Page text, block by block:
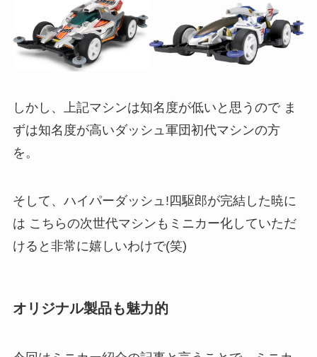
しかし、上記マシンは知名度が低いと思うので ま
ずは知名度が高いダッシュ軍団初代マシンの方
を。
そして、ハイパーダッシュ!四駆郎が完結した暁に
は こちらの次世代マシンもミニカー化していただ
けると非常に嬉しいわけで(笑)
オリジナル製品も魅力的